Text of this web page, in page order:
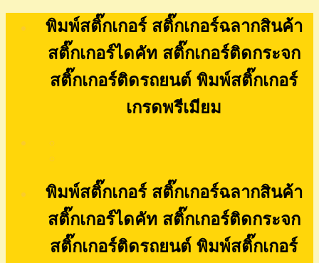
พิมพ์สติ๊กเกอร์ สติ๊กเกอร์ฉลากสินค้า
สติ๊กเกอร์ไดคัท สติ๊กเกอร์ติดกระจก
สติ๊กเกอร์ติดรถยนต์ พิมพ์สติ๊กเกอร์
เกรดพรีเมียม
พิมพ์สติ๊กเกอร์ สติ๊กเกอร์ฉลากสินค้า
สติ๊กเกอร์ไดคัท สติ๊กเกอร์ติดกระจก
สติ๊กเกอร์ติดรถยนต์ พิมพ์สติ๊กเกอร์